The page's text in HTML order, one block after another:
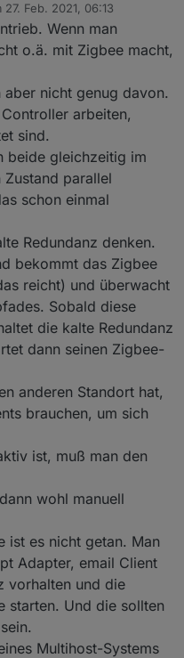
der Zigbee-Adapter auf
als iobroker-client, das
ich nochmal, mit gleicher
( ebenfalls ein TICC26X2R1
zweiten ist der Adapter
ich kopiere mir bei
das Zigbee-Verzeichnis
Script überwacht den
ist diese nicht mehr
wird der Adapter
gestoppt und die andere
oder andere Ideen ?
27. Feb. 2021, 06:13
von
Wenn man
o.ä. mit Zigbee macht,
nicht genug davon.
arbeiten,
sind.
beide gleichzeitig im
parallel
schon einmal
Redundanz denken.
bekommt das Zigbee
reicht) und überwacht
Sobald diese
die kalte Redundanz
dann seinen Zigbee-
anderen Standort hat,
brauchen, um sich
ist, muß man den
wohl manuell
ist es nicht getan. Man
Adapter, email Client
vorhalten und die
starten. Und die sollten
Multihost-Systems